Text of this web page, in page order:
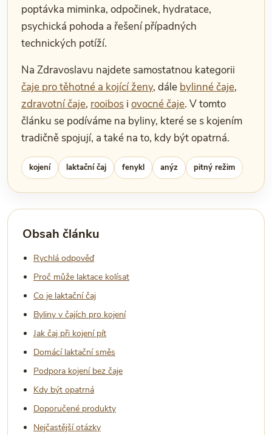
poptávka miminka, odpočinek, hydratace,
psychická pohoda a řešení případných
technických potíží.
Na Zdravoslavu najdete samostatnou kategorii
čaje pro těhotné a kojící ženy, dále bylinné čaje,
zdravotní čaje, rooibos i ovocné čaje. V tomto
článku se podíváme na byliny, které se s kojením
tradičně spojují, a také na to, kdy být opatrná.
kojení laktační čaj fenykl anýz pitný režim
Obsah článku
Rychlá odpověď
Proč může laktace kolísat
Co je laktační čaj
Byliny v čajích pro kojení
Jak čaj při kojení pít
Domácí laktační směs
Podpora kojení bez čaje
Kdy být opatrná
Doporučené produkty
Nejčastější otázky